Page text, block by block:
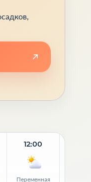
12:00
Переменная